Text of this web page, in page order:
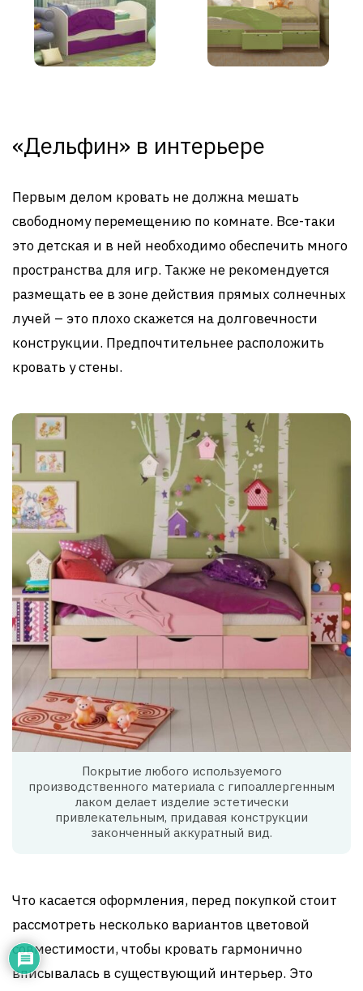
«Дельфин» в интерьере
Первым делом кровать не должна мешать
свободному перемещению по комнате. Все-таки
это детская и в ней необходимо обеспечить много
пространства для игр. Также не рекомендуется
размещать ее в зоне действия прямых солнечных
лучей – это плохо скажется на долговечности
конструкции. Предпочтительнее расположить
кровать у стены.
Покрытие любого используемого
производственного материала с гипоаллергенным
лаком делает изделие эстетически
привлекательным, придавая конструкции
законченный аккуратный вид.
Что касается оформления, перед покупкой стоит
рассмотреть несколько вариантов цветовой
совместимости, чтобы кровать гармонично
вписывалась в существующий интерьер. Это